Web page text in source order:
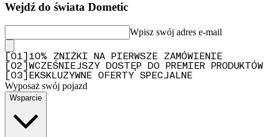
Wejdź do świata Dometic
Wpisz swój adres e-mail
01
10% ZNIŻKI NA PIERWSZE ZAMÓWIENIE
02
WCZEŚNIEJSZY DOSTĘP DO PREMIER PRODUKTÓW
03 EKSKLUZYWNE OFERTY SPECJALNE
Wyposaż swój pojazd
Wsparcie